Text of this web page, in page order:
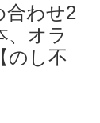
わせ2
、オラ
のし不